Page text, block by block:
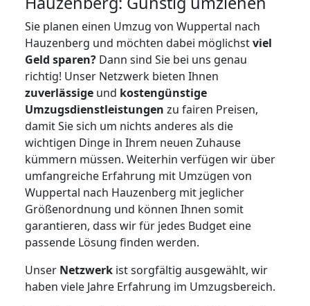
Sie planen einen Umzug von Wuppertal nach
Hauzenberg und möchten dabei möglichstviel
Geld sparen? Dann sind Sie bei uns genau
richtig! Unser Netzwerk bieten Ihnen
zuverlässige und kostengünstige
Umzugsdienstleistungen zu fairen Preisen,
damit Sie sich um nichts anderes als die
wichtigen Dinge in Ihrem neuen Zuhause
kümmern müssen. Weiterhin verfügen wir über
umfangreiche Erfahrung mit Umzügen von
Wuppertal nach Hauzenberg mit jeglicher
Größenordnung und können Ihnen somit
garantieren, dass wir für jedes Budget eine
passende Lösung finden werden.
Unser Netzwerk ist sorgfältig ausgewählt, wir
haben viele Jahre Erfahrung im Umzugsbereich.